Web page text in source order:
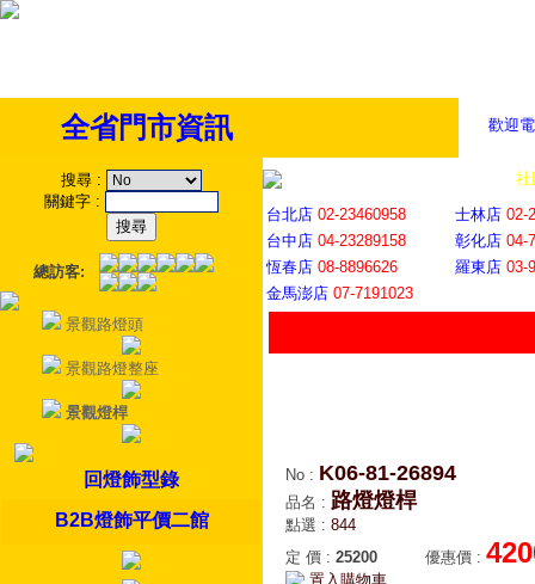
歡迎
全省門市資訊
搜尋 :
關鍵字 :
總訪客:
景觀路燈頭
景觀路燈整座
景觀燈桿
回燈飾型錄
B2B燈飾平價二館
社
台北店 02-23460958 士林店 02-
台中店 04-23289158 彰化店 04-
恆春店 08-8896626 羅東店 03-
金馬澎店 07-7191023
No : K06-81-26894
品名 : 路燈燈桿
點選 : 844
定 價 : 25200 優惠價 :
置入購物車